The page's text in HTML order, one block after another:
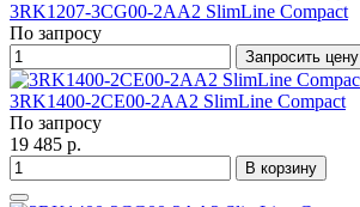
3RK1207-3CG00-2AA2 SlimLine Compact
По запросу
Запросить цену
3RK1400-2CE00-2AA2 SlimLine Compact
По запросу
19 485 р.
В корзину